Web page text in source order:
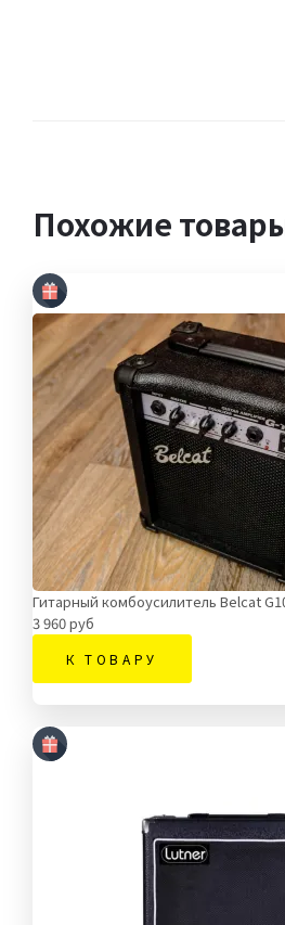
Похожие
Гитарный комбоусилитель Belcat
3 960 руб
К ТОВАРУ